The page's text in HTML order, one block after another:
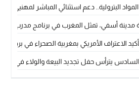
البترولية.. دعم استثنائي المباشر لمهنيي
مدينة أسفي، تمثل المغرب في برنامج مدرب
الاعتراف الأمريكي بمغربية الصحراء في برقية
يترأس حفل تجديد البيعة والولاء في